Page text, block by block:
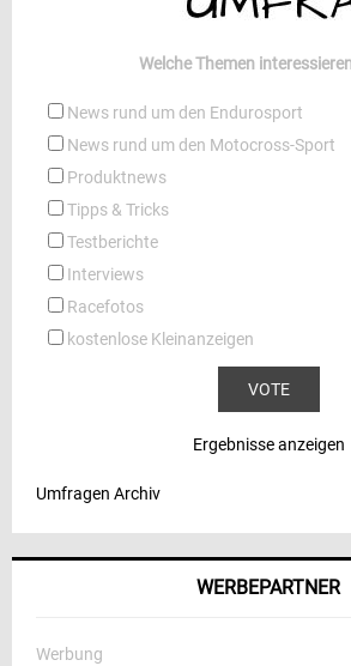
Welche Themen
News rund um den Endurosport
News rund um den Motocross-Sport
Produktnews
Tipps & Tricks
Testberichte
Interviews
Racefotos
kostenlose Kleinanzeigen
Ergebnisse anzeigen
Umfragen Archiv
WERBEPARTNER
Werbung